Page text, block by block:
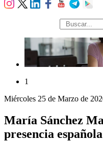
búsqueda
1
Miércoles 25 de Marzo de
María Sánchez
presencia